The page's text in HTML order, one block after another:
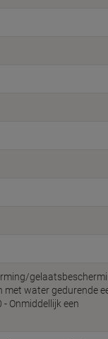
met water gedurende
Onmiddellijk een